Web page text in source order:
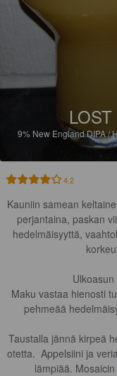
9% New England DIPA /
4.2
Kauniin samean
perjantaina, paskan
hedelmäisyyttä,
Maku vastaa hienosti
pehmeää
Taustalla jännä kirpeä
otetta.  Appelsiini ja
lämpiää.